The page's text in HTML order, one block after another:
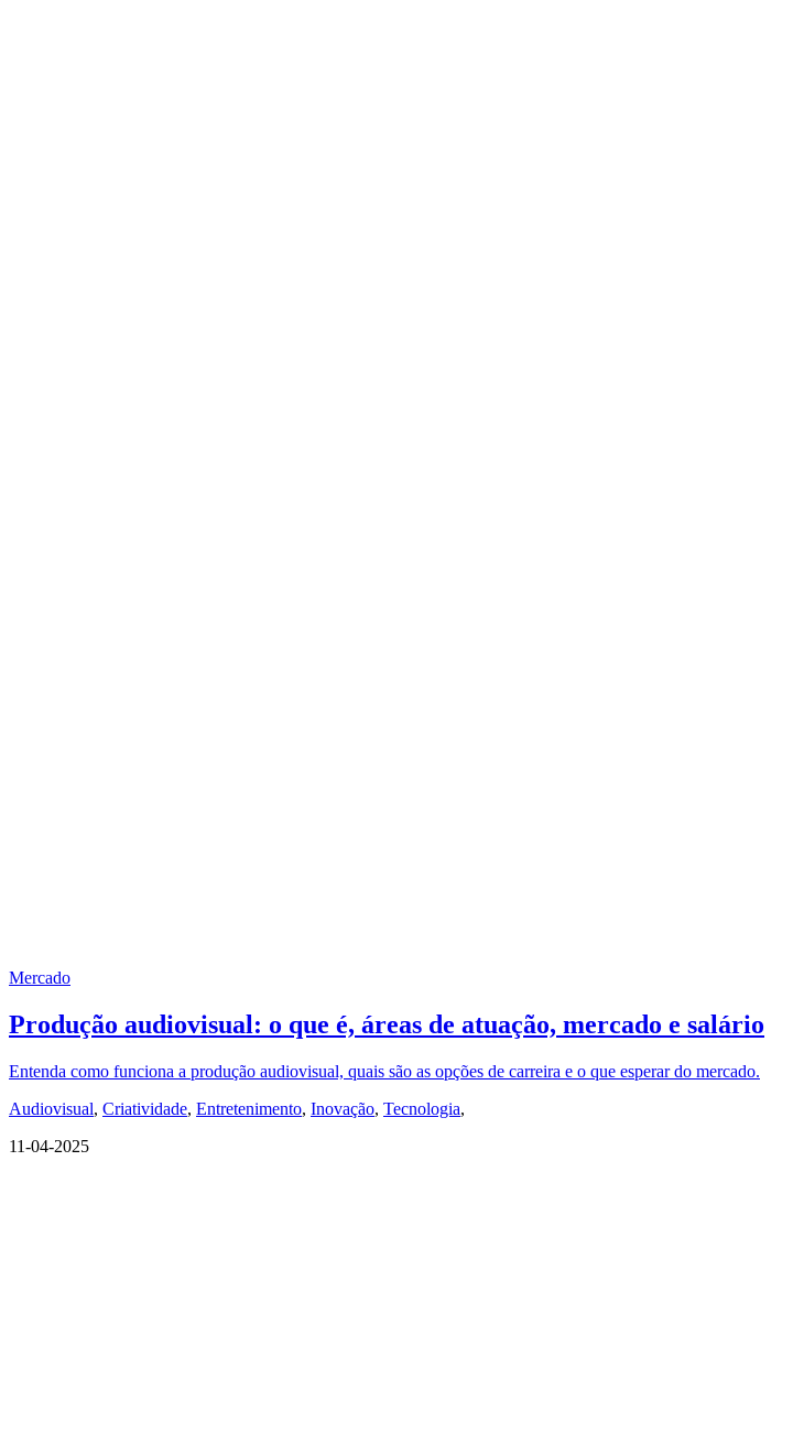
Mercado
Produção audiovisual: o que é, áreas de atuação, mercado e salário
Entenda como funciona a produção audiovisual, quais são as opções de carreira e o que esperar do mercado.
Audiovisual, Criatividade, Entretenimento, Inovação, Tecnologia,
11-04-2025